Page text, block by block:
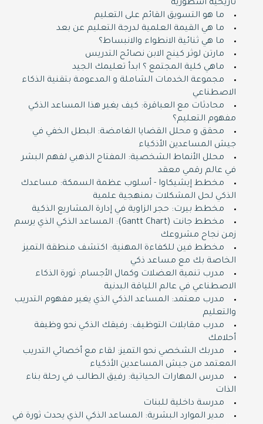
تاريخية اسطورية
ما هو التسويق القائم على التعليم
ما هي القيمة العلمية لدرجة التعليم عن بعد
ما هي ثنائية الانطواء والانبساط؟
مارتن لوثر كينج الابن نصائح التدريس
ماهي كلية المجتمع ؟ ابدأ تعليمك الجيد
مجموعة الخدمات الشاملة و المدعومة بتقنية الذكاء
الاصطناعي
محادثات مع العباقرة: كيف يغير هذا المساعد الذكي
مفهوم التعليم؟
محقق و محلل القضايا الغامضة: البطل الخفي في
جيش المساعدين الأذكياء
محلل الأنماط الشخصية: المفتاح الذهبي لفهم البشر
في عالم رقمي معقد
مخطط إيشيكاوا - أسلوب عظمة السمكة: مساعدك
الذكي لحل المشكلات بمنهجية علمية
مخطط بيرت: حجر الزاوية في إدارة المشاريع الذكية
مخطط جانت (Gantt Chart): المساعد الذكي الذي يرسم
زمن نجاح مشروعك
مخطط فين للكفاءة المهنية: اكتشف منطقة التميز
الخاصة بك مع مساعد ذكي
مدرب تنمية العضلات وكمال الأجسام: ثورة الذكاء
الاصطناعي في عالم اللياقة البدنية
مدرب معتمد: المساعد الذكي الذي يغير مفهوم التدريب
والتعليم
مدرب مقابلات التوظيف: رفيقك الذكي نحو وظيفة
أحلامك
مدربك الشخصي نحو التميز: لقاء مع أخصائي التدريب
المعتمد من جيش المساعدين الأذكياء
مدرس المهارات الحياتية: رفيق الطالب في رحلة بناء
الذات
مدرسة داخلية للبنات
مدير الموارد البشرية: المساعد الذكي الذي يحدث ثورة في